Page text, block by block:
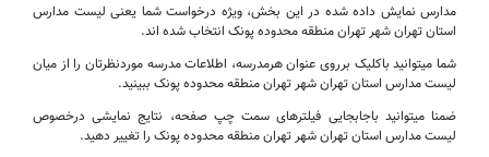
مدارس نمایش داده شده در این بخش، ویژه درخواست شما یعنی لیست مدارس
استان تهران شهر تهران منطقه محدوده پونک انتخاب شده اند.
شما میتوانید باکلیک برروی عنوان هرمدرسه، اطلاعات مدرسه موردنظرتان را از میان
لیست مدارس استان تهران شهر تهران منطقه محدوده پونک ببینید.
ضمنا میتوانید باجابجایی فیلترهای سمت چپ صفحه، نتایج نمایشی درخصوص
لیست مدارس استان تهران شهر تهران منطقه محدوده پونک را تغییر دهید.